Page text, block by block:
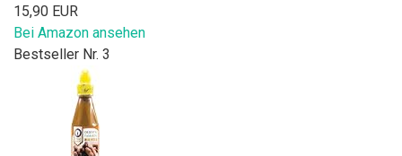
15,90 EUR
Bei Amazon ansehen
Bestseller Nr. 3